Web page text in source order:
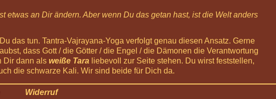
etwas an Dir ändern. Aber wenn Du das getan hast, ist die Welt anders
das tun. Tantra-Vajrayana-Yoga verfolgt genau diesen Ansatz. Gerne
dass Gott / die Götter / die Engel / die Dämonen die Verantwortung
Dir dann als weiße Tara liebevoll zur Seite stehen. Du wirst feststellen,
die schwarze Kali. Wir sind beide für Dich da.
Widerruf